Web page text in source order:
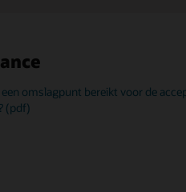
omslagpunt bereikt voor de
(pdf)